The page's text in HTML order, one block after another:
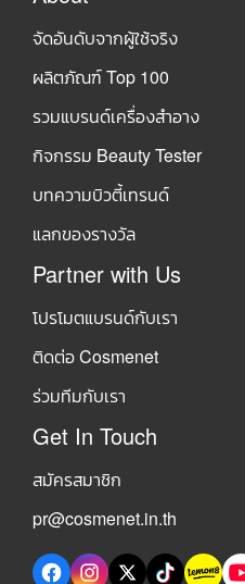
จัดอันดับจากผู้ใช้จริง
ผลิตภัณฑ์ Top 100
รวมแบรนด์เครื่องสำอาง
กิจกรรม Beauty Tester
บทความบิวตี้เทรนด์
แลกของรางวัล
Partner with Us
โปรโมตแบรนด์กับเรา
ติดต่อ Cosmenet
ร่วมทีมกับเรา
Get In Touch
สมัครสมาชิก
pr@cosmenet.in.th